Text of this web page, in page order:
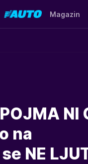
Magazin
NI
na
NE